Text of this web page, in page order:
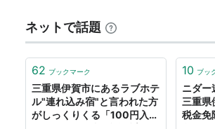
ネットで話題
62 ブックマーク
三重県伊賀市にあるラブホテ
ル"連れ込み宿"と言われた方
がしっくりくる「100円入れ
10 ブッ
ニダー
三重県
税金免